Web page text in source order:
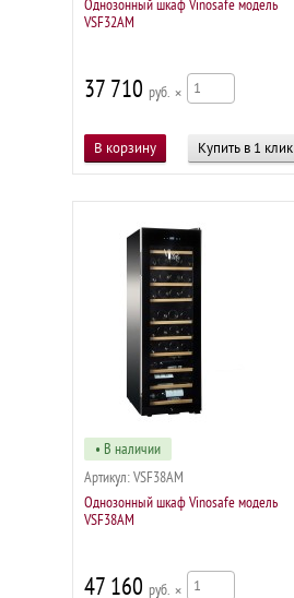
Однозонный шкаф Vinosafe модель
VSF32AM
37 710 р ×
Купить в 1 клик
• В наличии
Артикул: VSF38AM
Однозонный шкаф Vinosafe модель
VSF38AM
47 160 р ×